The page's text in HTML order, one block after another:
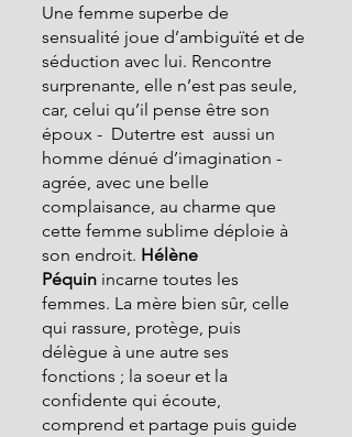
Une femme superbe de
sensualité joue d’ambiguïté et de
séduction avec lui. Rencontre
surprenante, elle n’est pas seule,
car, celui qu’il pense être son
époux -  Dutertre est  aussi un
homme dénué d’imagination -
agrée, avec une belle
complaisance, au charme que
cette femme sublime déploie à
son endroit. Hélène
Péquin incarne toutes les
femmes. La mère bien sûr, celle
qui rassure, protège, puis
délègue à une autre ses
fonctions ; la soeur et la
confidente qui écoute,
comprend et partage puis guide